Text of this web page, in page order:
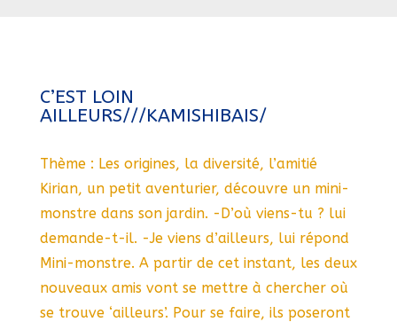
C’EST LOIN
AILLEURS///KAMISHIBAIS/
Thème : Les origines, la diversité, l’amitié
Kirian, un petit aventurier, découvre un mini-
monstre dans son jardin. -D’où viens-tu ? lui
demande-t-il. -Je viens d’ailleurs, lui répond
Mini-monstre. A partir de cet instant, les deux
nouveaux amis vont se mettre à chercher où
se trouve ‘ailleurs’. Pour se faire, ils poseront